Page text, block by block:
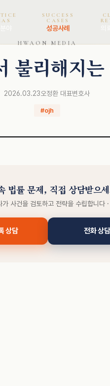
SUCCESS
CASES
성공사례
HWAON MEDIA
불리해지
2026.03.23오정환 대표변호사
#ojh
법률 문제, 직접 상담받으
가 사건을 검토하고 전략을 수립합니다
상담 전화 상담